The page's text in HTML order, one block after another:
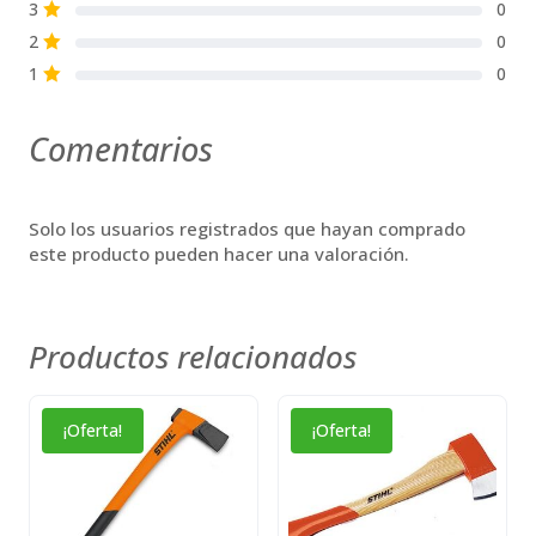
3 S
0
2 S
0
1 S 0
Comentarios
Solo los usuarios registrados que hayan comprado
este producto pueden hacer una valoración.
Productos relacionados
¡Oferta! ¡Oferta!